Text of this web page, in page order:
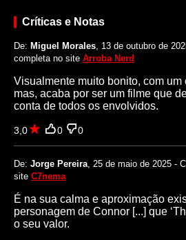
Críticas e Notas
De: Miguel Morales , 13 de outubro de
completa no site Arroba Nerd
Visualmente muito bonito, com um
mas, acaba por ser um filme que
conta de todos os envolvidos.
3,0 0 0
De: Jorge Pereira , 25 de maio de 2025 -
site C7nema
É na sua calma e aproximação
personagem de Connor [...] que
o seu valor.